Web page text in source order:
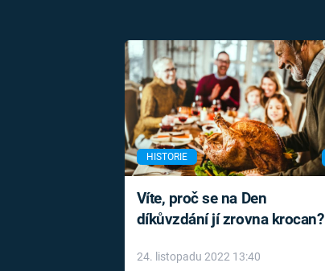
HISTORIE
Víte, proč se na Den
díkůvzdání jí zrovna krocan?
24. listopadu 2022 13:40